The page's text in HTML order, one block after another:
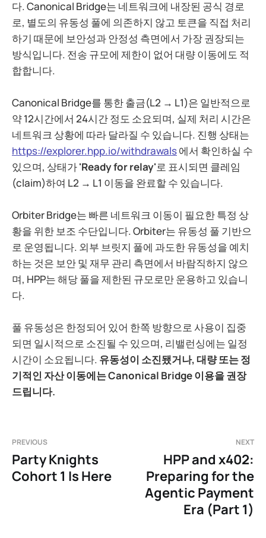
다. Canonical Bridge는 네트워크에 내장된 공식 경로
로, 별도의 유동성 풀에 의존하지 않고 토큰을 직접 처리
하기 때문에 보안성과 안정성 측면에서 가장 권장되는
방식입니다. 전송 규모에 제한이 없어 대량 이동에도 적
합합니다.
Canonical Bridge를 통한 출금(L2 → L1)은 일반적으로
약 12시간에서 24시간 정도 소요되며, 실제 처리 시간은
네트워크 상황에 따라 달라질 수 있습니다. 진행 상태는
https://explorer.hpp.io/withdrawals에서 확인하실 수
있으며, 상태가'Ready for relay'로 표시되면 클레임
(claim)하여 L2 → L1 이동을 완료할 수 있습니다.
Orbiter Bridge는 빠른 네트워크 이동이 필요한 특정 상
황을 위한 보조 수단입니다. Orbiter는 유동성 풀 기반으
로 운영됩니다. 외부 브릿지 풀에 과도한 유동성을 예치
하는 것은 보안 및 재무 관리 측면에서 바람직하지 않으
며, HPP는 해당 풀을 제한된 규모로만 운용하고 있습니
다.
풀 유동성은 한정되어 있어 한쪽 방향으로 사용이 집중
되면 일시적으로 소진될 수 있으며, 리밸런싱에는 일정
시간이 소요됩니다. 유동성이 소진됐거나, 대량 또는 정
기적인 자산 이동에는 Canonical Bridge 이용을 권장
드립니다.
PREVIOUS
Party Knights
Cohort 1 Is Here
NEXT
HPP and x402:
Preparing for the
Agentic Payment
Era (Part 1)